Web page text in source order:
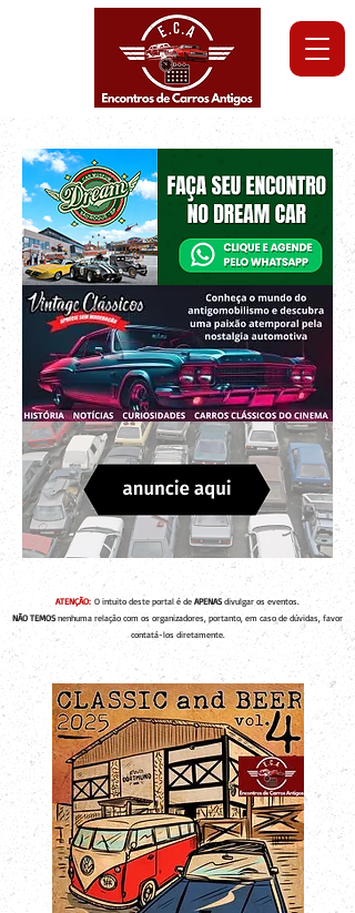
ATENÇÃO: O intuito deste portal é de APENAS divulgar os eventos.
NÃO TEMOS nenhuma relação com os organizadores, portanto, em caso de dúvidas, favor
contatá-los diretamente.